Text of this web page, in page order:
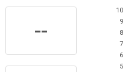
--
10
9
8
7
6
5